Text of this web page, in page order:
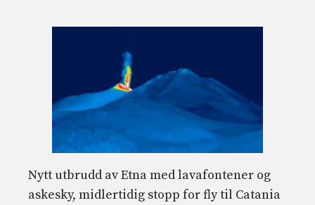
Nytt utbrudd av Etna med lavafontener og
askesky, midlertidig stopp for fly til Catania